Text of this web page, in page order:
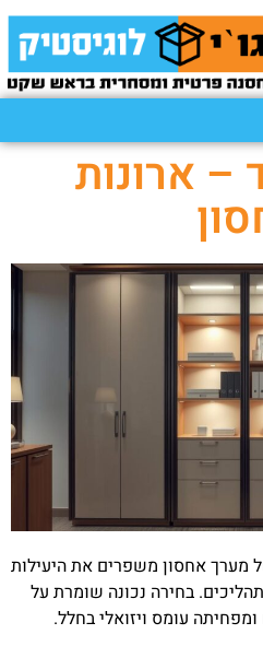
ארונות
מערך אחסון משפרים את היעילות
בחירה נכונה שומרת על
עומס ויזואלי בחלל.